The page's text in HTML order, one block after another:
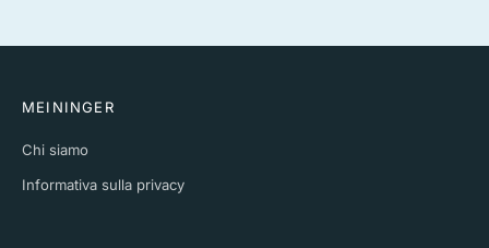
MEININGER
Chi siamo
Informativa sulla privacy